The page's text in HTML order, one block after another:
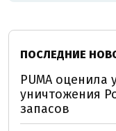
ПОСЛЕДНИЕ
PUMA оценила
уничтожения
запасов